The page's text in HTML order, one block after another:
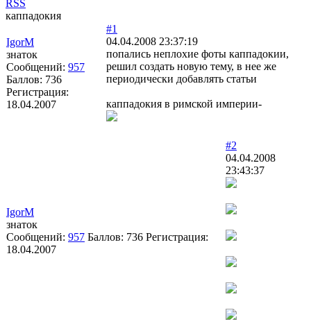
RSS
каппадокия
IgorM
знаток
Сообщений: 957
Баллов: 736
Регистрация:
18.04.2007
#1
04.04.2008 23:37:19
попались неплохие фоты каппадокии,
решил создать новую тему, в нее же
периодически добавлять статьи
каппадокия в римской империи-
IgorM
знаток
Сообщений: 957 Баллов: 736 Регистрация:
18.04.2007
#2
04.04.2008
23:43:37